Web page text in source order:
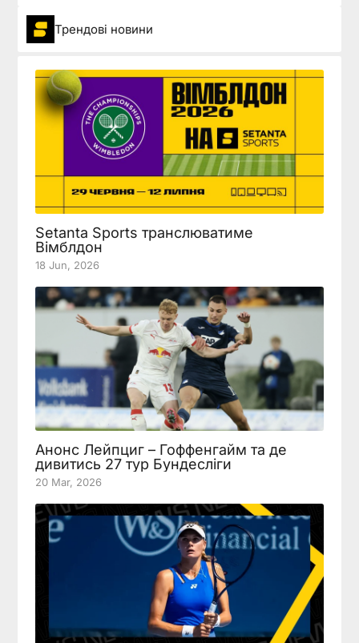
Трендові новини
Setanta Sports транслюватиме
Вімблдон
18 Jun, 2026
Анонс Лейпциг – Гоффенгайм та де
дивитись 27 тур Бундесліги
20 Mar, 2026